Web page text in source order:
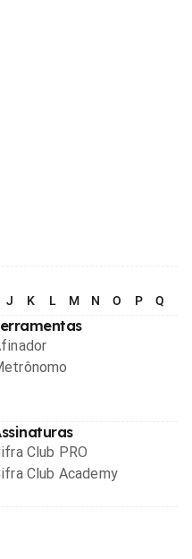
J K L M N O P Q
Club PRO
Club Academy